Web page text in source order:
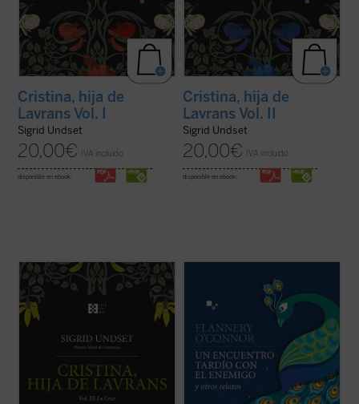
Cristina, hija de
Lavrans Vol. I
Sigrid Undset
20,00€ IVA incluido
disponible en ebook:
Cristina, hija de
Lavrans Vol. II
Sigrid Undset
20,00€ IVA incluido
disponible en ebook:
En medio de la peste que devasta las
tierras nórdicas, Cristina tiene que lidiar
con las dificultades de un matrimonio que
se resquebraja, criar a numerosos hijos y
cuidar de un hogar en medio de la
incertidumbre. En el tercer volumen
(ver ficha)
inquietud en el lector, que no lo haga pensar
en la naturaleza del bien y del mal....(ver